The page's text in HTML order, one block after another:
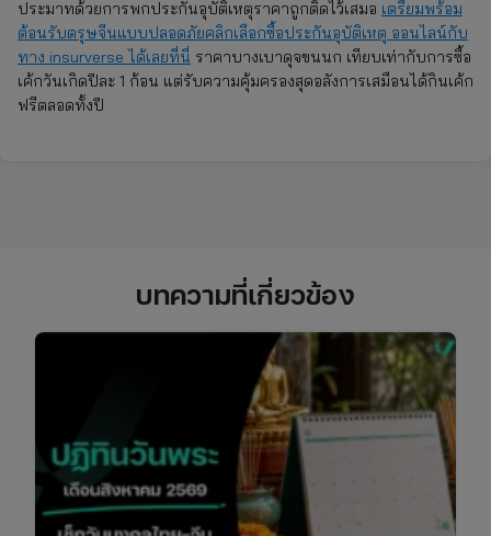
ประมาทด้วยการพกประกันอุบัติเหตุราคาถูกติดไว้เสมอ เตรียมพร้อม
ต้อนรับตรุษจีนแบบปลอดภัยคลิกเลือกซื้อประกันอุบัติเหตุ ออนไลน์กับ
ทาง insurverse ได้เลยที่นี่ ราคาบางเบาดุจขนนก เทียบเท่ากับการซื้อ
เค้กวันเกิดปีละ 1 ก้อน แต่รับความคุ้มครองสุดอลังการเสมือนได้กินเค้ก
ฟรีตลอดทั้งปี
บทความที่เกี่ยวข้อง